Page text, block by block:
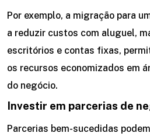
Por exemplo, a migração para
a reduzir custos com aluguel,
escritórios e contas fixas,
os recursos economizados em
do negócio.
Investir em parcerias de
Parcerias bem-sucedidas